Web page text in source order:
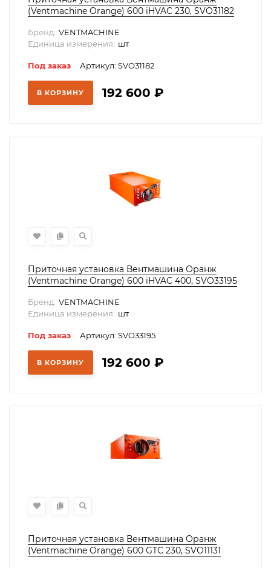
(Ventmachine Orange) 600 iHVAC 230, SVO31182
Бренд: VENTMACHINE
Единица измерения: шт
Под заказ Артикул: SVO31182
В КОРЗИНУ 192 600 ₽
Приточная установка Вентмашина Оранж
(Ventmachine Orange) 600 iHVAC 400, SVO33195
Бренд: VENTMACHINE
Единица измерения: шт
Под заказ Артикул: SVO33195
В КОРЗИНУ 192 600 ₽
Приточная установка Вентмашина Оранж
(Ventmachine Orange) 600 GTC 230, SVO11131